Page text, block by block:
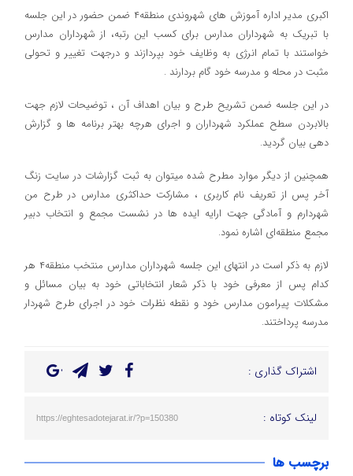
اکبری مدیر اداره آموزش های شهروندی منطقه۴ ضمن حضور در این جلسه
با تبریک به شهرداران مدارس برای کسب این رتبه، از شهرداران مدارس
خواستند با تمام انرژی به وظایف خود بپردازند و درجهت تغییر و تحولی
مثبت در محله و مدرسه خود گام بردارند .
در این جلسه ضمن تشريح طرح و بیان اهداف آن ، توضیحات لازم جهت
بالابردن سطح عملكرد شهرداران و اجرای هرچه بهتر برنامه ها و گزارش
دهی بیان گردید.
همچنین از دیگر موارد مطرح شده میتوان به ثبت گزارشات در سایت زنگ
آخر پس از تعریف نام کاربری ، مشارکت حداکثری مدارس در طرح من
شهردارم و‌ آمادگی جهت ارایه ایده ها در نشست مجمع و‌ انتخاب دبیر
مجمع منطقه‌ای اشاره نمود.
لازم به ذکر است در انتهای این جلسه شهرداران مدارس منتخب منطقه۴ هر
کدام پس از معرفی خود با ذکر شعار انتخاباتی خود به بیان مسائل و
مشکلات پیرامون مدارس خود و نقطه نظرات خود در اجرای طرح شهردار
مدرسه پرداختند.
اشتراک گذاری :
لینک کوتاه : https://eghtesadotejarat.ir/?p=150380
برچسب ها